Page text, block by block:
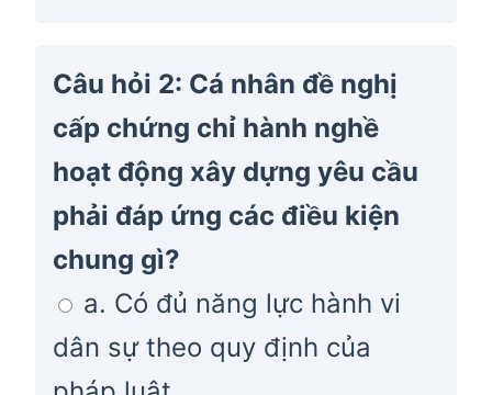
Câu hỏi 2: Cá nhân đề nghị
cấp chứng chỉ hành nghề
hoạt động xây dựng yêu cầu
phải đáp ứng các điều kiện
chung gì?
a. Có đủ năng lực hành vi
dân sự theo quy định của